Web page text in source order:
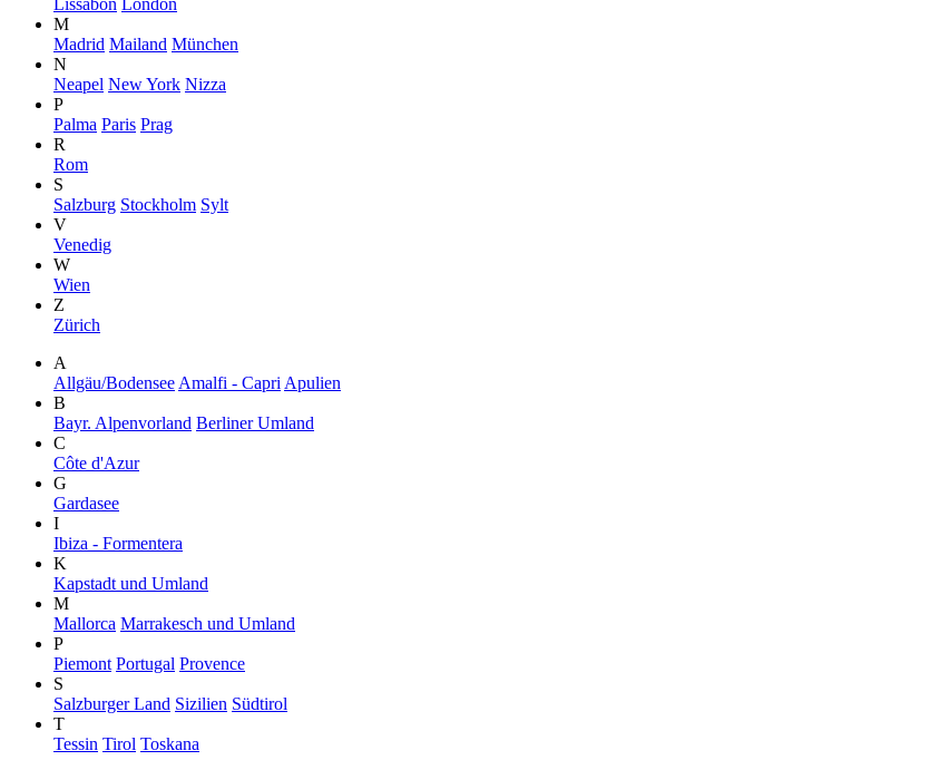
M
Madrid Mailand München
N
Neapel New York Nizza
P
Palma Paris Prag
R
Rom
S
Salzburg Stockholm Sylt
V
Venedig
W
Wien
Z
Zürich
A
Allgäu/Bodensee Amalfi - Capri Apulien
B
Bayr. Alpenvorland Berliner Umland
C
Côte d'Azur
G
Gardasee
I
Ibiza - Formentera
K
Kapstadt und Umland
M
Mallorca Marrakesch und Umland
P
Piemont Portugal Provence
S
Salzburger Land Sizilien Südtirol
T
Tessin Tirol Toskana